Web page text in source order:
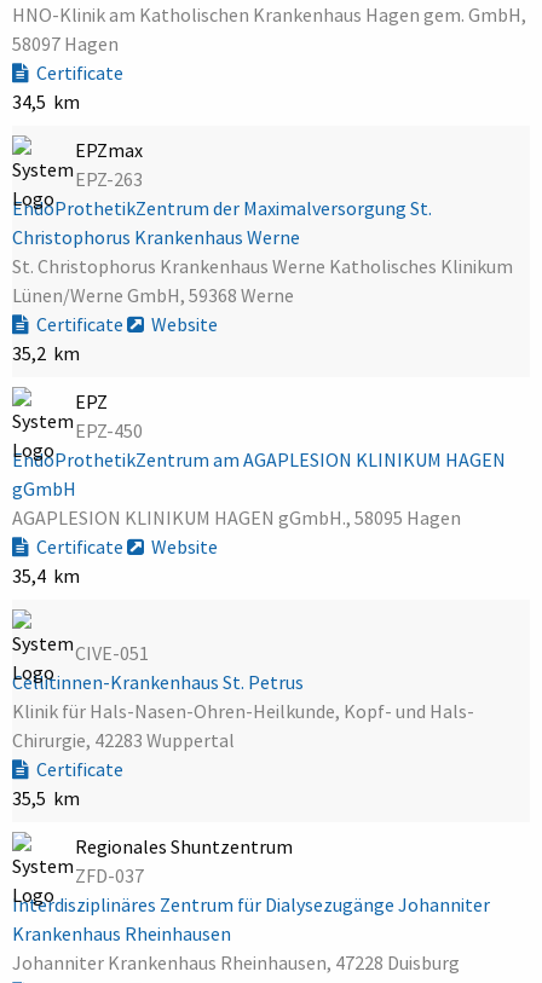
HNO-Klinik am Katholischen Krankenhaus Hagen gem. GmbH,
58097 Hagen
Certificate
34,5 km
EPZmax
EPZ-263
EndoProthetikZentrum der Maximalversorgung St.
Christophorus Krankenhaus Werne
St. Christophorus Krankenhaus Werne Katholisches Klinikum
Lünen/Werne GmbH, 59368 Werne
Certificate
Website
35,2 km
EPZ
EPZ-450
EndoProthetikZentrum am AGAPLESION KLINIKUM HAGEN
gGmbH
AGAPLESION KLINIKUM HAGEN gGmbH., 58095 Hagen
Certificate
Website
35,4 km
CIVE-051
Cellitinnen-Krankenhaus St. Petrus
Klinik für Hals-Nasen-Ohren-Heilkunde, Kopf- und Hals-
Chirurgie, 42283 Wuppertal
Certificate
35,5 km
Regionales Shuntzentrum
ZFD-037
Interdisziplinäres Zentrum für Dialysezugänge Johanniter
Krankenhaus Rheinhausen
Johanniter Krankenhaus Rheinhausen, 47228 Duisburg